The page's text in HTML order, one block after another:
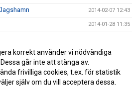
2014-02-07 12:43
2014-01-28 11:35
2014-01-17 20:19
2014-01-14 14:02
korrekt använder vi nödvändiga
går inte att stänga av.
frivilliga cookies, t.ex. för statistik
själv om du vill acceptera dessa.